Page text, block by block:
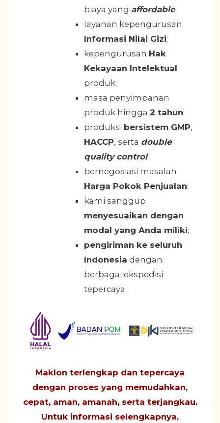
biaya yang affordable;
layanan kepengurusan
Informasi Nilai Gizi;
kepengurusan Hak
Kekayaan Intelektual
produk;
masa penyimpanan
produk hingga 2 tahun;
produksi bersistem GMP,
HACCP, serta double
quality control;
bernegosiasi masalah
Harga Pokok Penjualan;
kami sanggup
menyesuaikan dengan
modal yang Anda miliki;
pengiriman ke seluruh
Indonesia dengan
berbagai ekspedisi
tepercaya.
Maklon terlengkap dan tepercaya
dengan proses yang memudahkan,
cepat, aman, amanah, serta terjangkau.
Untuk informasi selengkapnya,